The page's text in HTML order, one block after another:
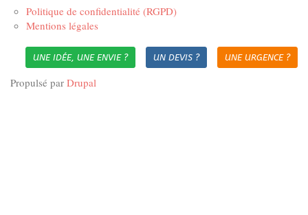
Politique de confidentialité (RGPD)
Mentions légales
UNE IDÉE, UNE ENVIE ? UN DEVIS ? UNE URGENCE ?
Propulsé par Drupal